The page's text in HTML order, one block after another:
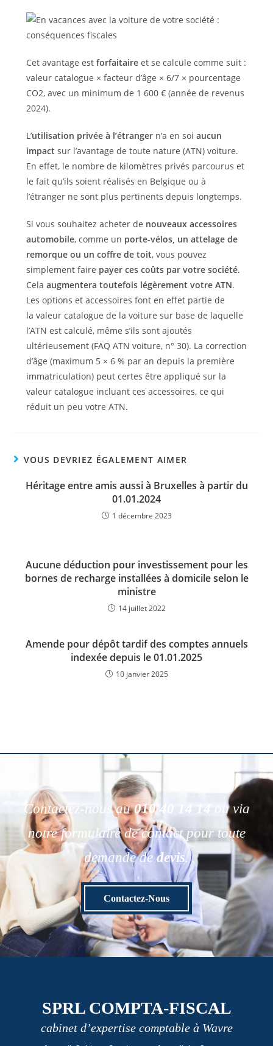
Cet avantage est forfaitaireet se calcule comme suit :
valeur catalogue × facteur d’âge × 6/7 × pourcentage
CO2, avec un minimum de 1 600 € (année de revenus
2024).
L’utilisation privée à l’étrangern’a en soi aucun
impact sur l’avantage de toute nature (ATN) voiture.
En effet, le nombre de kilomètres privés parcourus et
le fait qu’ils soient réalisés en Belgique ou à
l’étranger ne sont plus pertinents depuis longtemps.
Si vous souhaitez acheter de nouveaux accessoires
automobile, comme un porte-vélos, un attelage de
remorque ou un coffre de toit, vous pouvez
simplement faire payer ces coûts par votre société.
Cela augmentera toutefois légèrement votre ATN.
Les options et accessoires font en effet partie de
la valeur catalogue de la voiture sur base de laquelle
l’ATN est calculé, même s’ils sont ajoutés
ultérieusement (FAQ ATN voiture, n° 30). La correction
d’âge (maximum 5 × 6 % par an depuis la première
immatriculation) peut certes être appliqué sur la
valeur catalogue incluant ces accessoires, ce qui
réduit un peu votre ATN.
VOUS DEVRIEZ ÉGALEMENT AIMER
Héritage entre amis aussi à Bruxelles à partir du
01.01.2024
1 décembre 2023
Aucune déduction pour investissement pour les
bornes de recharge installées à domicile selon le
ministre
14 juillet 2022
Amende pour dépôt tardif des comptes annuels
indexée depuis le 01.01.2025
10 janvier 2025
Contactez-nous au010 40 14 14
ou via
notre formulaire de contact pour toute
demande de devis.
Contactez-Nous
SPRL COMPTA-FISCAL
cabinet d’expertise comptable à Wavre